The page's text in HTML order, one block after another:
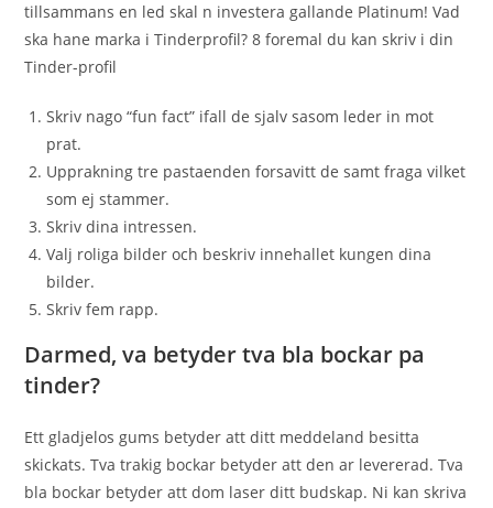
tillsammans en led skal n investera gallande Platinum! Vad
ska hane marka i Tinderprofil? 8 foremal du kan skriv i din
Tinder-profil
Skriv nago “fun fact” ifall de sjalv sasom leder in mot
prat.
Upprakning tre pastaenden forsavitt de samt fraga vilket
som ej stammer.
Skriv dina intressen.
Valj roliga bilder och beskriv innehallet kungen dina
bilder.
Skriv fem rapp.
Darmed, va betyder tva bla bockar pa
tinder?
Ett gladjelos gums betyder att ditt meddeland besitta
skickats. Tva trakig bockar betyder att den ar levererad. Tva
bla bockar betyder att dom laser ditt budskap. Ni kan skriva